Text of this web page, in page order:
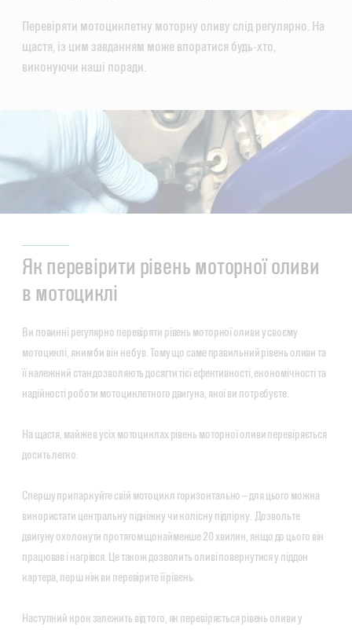
Перевіряти мотоциклетну моторну оливу слід регулярно. На
щастя, із цим завданням може впоратися будь-хто,
виконуючи наші поради.
Як перевірити рівень моторної оливи
в мотоциклі
Ви повинні регулярно перевіряти рівень моторної оливи у своєму
мотоциклі, яким би він не був. Тому що саме правильний рівень оливи та
її належний стан дозволяють досягти тієї ефективності, економічності та
надійності роботи мотоциклетного двигуна, якої ви потребуєте.
На щастя, майже в усіх мотоциклах рівень моторної оливи перевіряється
досить легко.
Спершу припаркуйте свій мотоцикл горизонтально — для цього можна
використати центральну підніжку чи колісну підпірку. Дозвольте
двигуну охолонути протягом щонайменше 20 хвилин, якщо до цього він
працював і нагрівся. Це також дозволить оливі повернутися у піддон
картера, перш ніж ви перевірите її рівень.
Наступний крок залежить від того, як перевіряється рівень оливи у